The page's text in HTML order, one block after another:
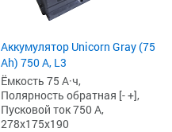
Аккумулятор Unicorn Gray (75
Ah) 750 А, L3
Ёмкость 75 А·ч,
Полярность обратная [- +],
Пусковой ток 750 А,
278x175x190